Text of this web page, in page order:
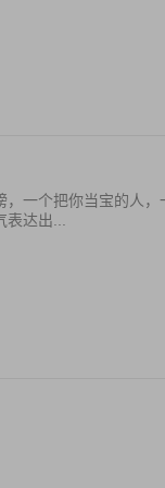
一个把你当宝的人
达出...